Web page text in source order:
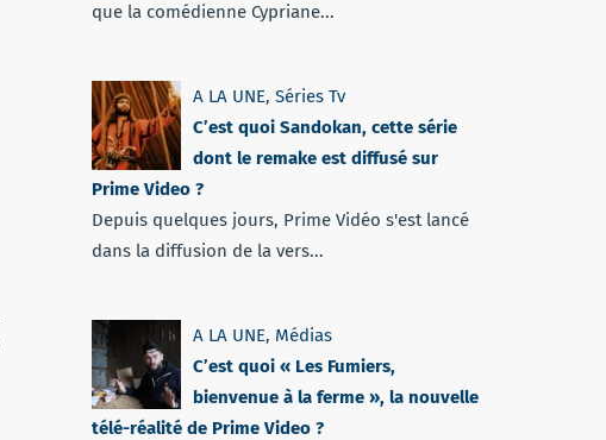
que la comédienne Cypriane...
A LA UNE, Séries Tv
C’est quoi Sandokan, cette série
dont le remake est diffusé sur
Prime Video ?
Depuis quelques jours, Prime Vidéo s'est lancé
dans la diffusion de la vers...
A LA UNE, Médias
C’est quoi « Les Fumiers,
bienvenue à la ferme », la nouvelle
télé-réalité de Prime Video ?